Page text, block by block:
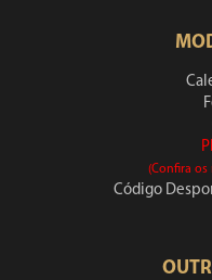
(Confira os
Código